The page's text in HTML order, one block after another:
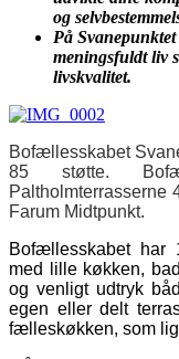
og
På
meningsfuldt liv
livskvalitet.
Bofællesskabet
85 støtte.
Paltholmterrasserne
Farum Midtpunkt.
Bofællesskabet har
med lille køkken,
og venligt udtryk
egen eller delt
fælleskøkken, som